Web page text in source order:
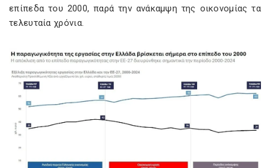
επίπεδα του 2000, παρά την ανάκαμψη της οικονομίας τα
τελευταία χρόνια.